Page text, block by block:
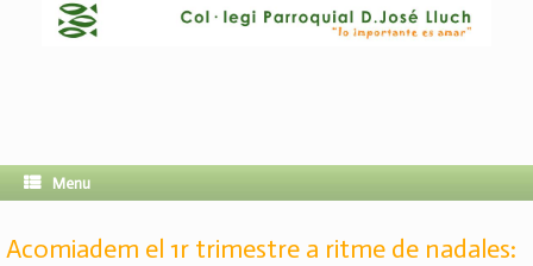
Menu
Acomiadem el 1r trimestre a ritme de nadales: